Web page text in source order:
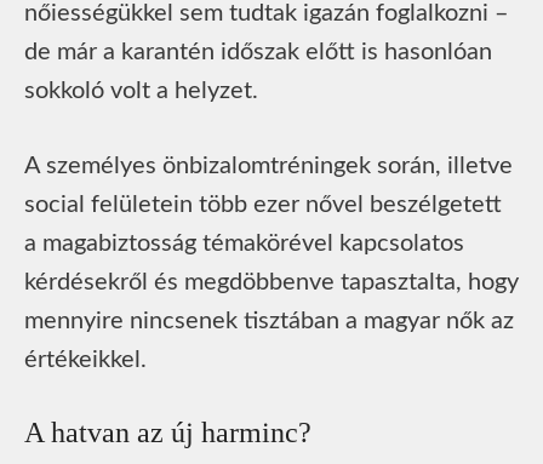
nőiességükkel sem tudtak igazán foglalkozni –
de már a karantén időszak előtt is hasonlóan
sokkoló volt a helyzet.
A személyes önbizalomtréningek során, illetve
social felületein több ezer nővel beszélgetett
a magabiztosság témakörével kapcsolatos
kérdésekről és megdöbbenve tapasztalta, hogy
mennyire nincsenek tisztában a magyar nők az
értékeikkel.
A hatvan az új harminc?